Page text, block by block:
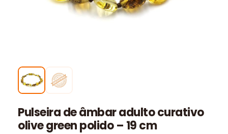
Pulseira de âmbar adulto curativo
olive green polido – 19 cm